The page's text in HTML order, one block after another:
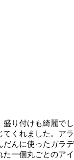
り付けも綺麗でし
くれました。アラ
だんに使ったガラデ
一個丸ごとのアイ